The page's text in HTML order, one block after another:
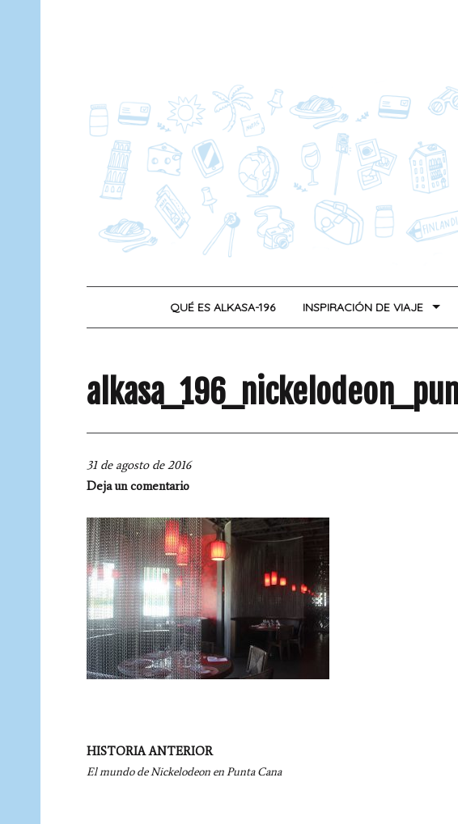
QUÉ ES ALKASA-196 INSPIRACIÓN DE VIAJE
31 de agosto de 2016
Deja un comentario
Navegación
por
HISTORIA ANTERIOR
El mundo de Nickelodeon en Punta Cana